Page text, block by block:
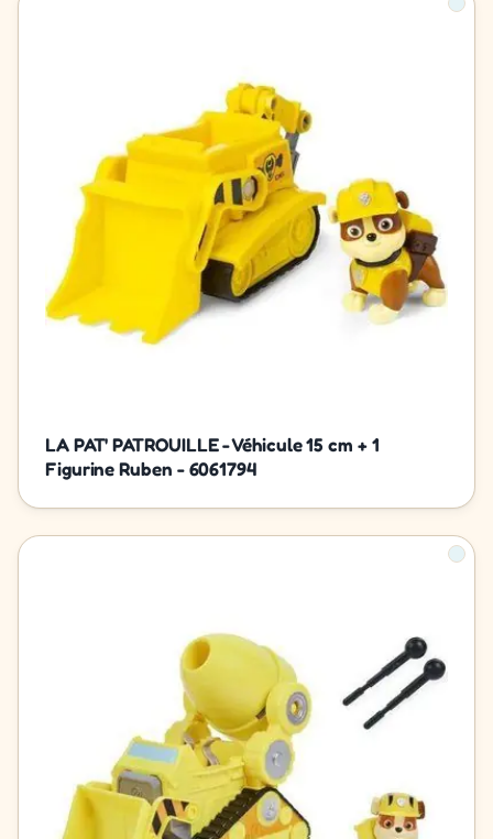
LA PAT' PATROUILLE - Véhicule 15 cm + 1
Figurine Ruben - 6061794